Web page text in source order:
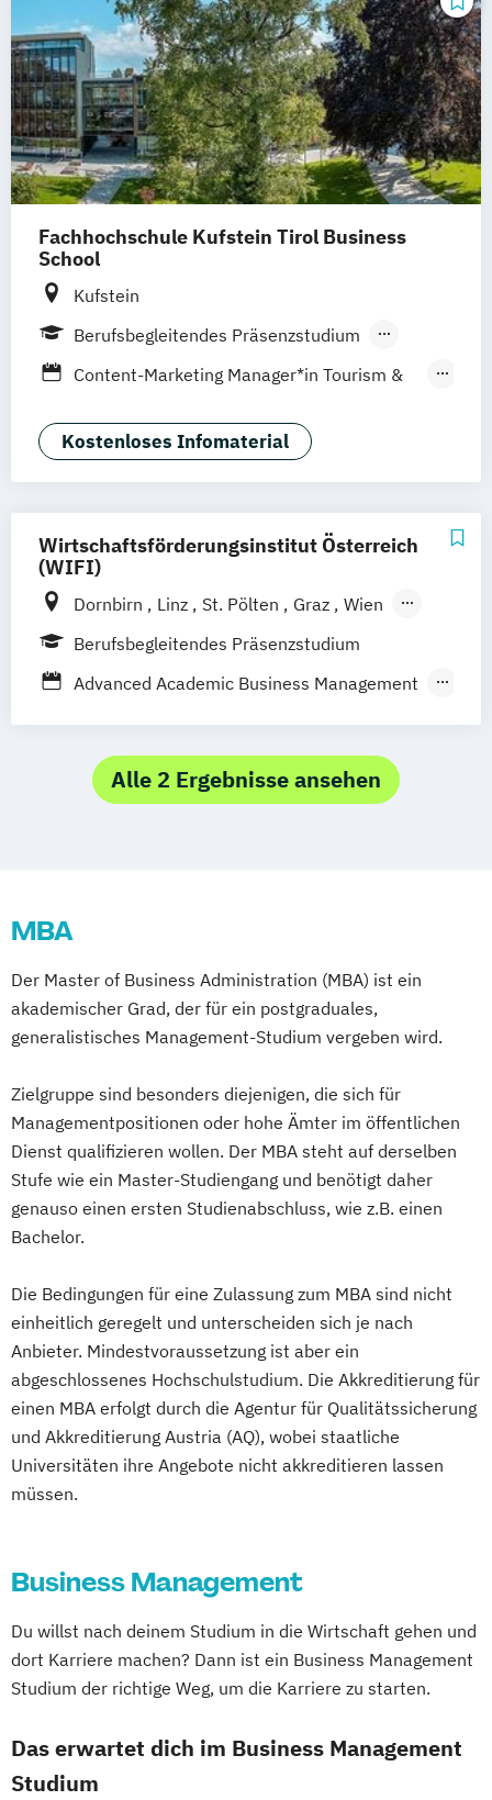
Fachhochschule Kufstein Tirol Business
School
Kufstein
Berufsbegleitendes Präsenzstudium
Fernlehrgang
Content-Marketing Manager*in Tourism &
General Management MBA Fokus
Automotive & Mobility
General Management MBA Fokus
Marketing 4.0
General Management MBA Fokus Soziale
Wirtschaftspsychologie
Kostenloses Infomaterial
Wirtschaftsförderungsinstitut Österreich
(WIFI)
Dornbirn Linz St. Pölten Graz
Wien
Berlin
Krems Klagenfurt
Innsbruck
Berufsbegleitendes Präsenzstudium
Advanced Academic Business Management
Bildungs- und Berufsberatung
Business & Engineering
Handelsmanagement
Human Resources Management
Integrales Gebäude- und
Energiemanagement
Management in Information and Business
Technologies
Management und IT
Marketing und Verkauf
Personalmanagement
Real Estate Management
Wirtschaftsingenieurwesen
Alle 2 Ergebnisse ansehen
MBA
Der Master of Business Administration (MBA) ist ein
akademischer Grad, der für ein postgraduales,
generalistisches Management-Studium vergeben wird.
Zielgruppe sind besonders diejenigen, die sich für
Managementpositionen oder hohe Ämter im öffentlichen
Dienst qualifizieren wollen. Der MBA steht auf derselben
Stufe wie ein Master-Studiengang und benötigt daher
genauso einen ersten Studienabschluss, wie z.B. einen
Bachelor.
Die Bedingungen für eine Zulassung zum MBA sind nicht
einheitlich geregelt und unterscheiden sich je nach
Anbieter. Mindestvoraussetzung ist aber ein
abgeschlossenes Hochschulstudium. Die Akkreditierung für
einen MBA erfolgt durch die Agentur für Qualitätssicherung
und Akkreditierung Austria (AQ), wobei staatliche
Universitäten ihre Angebote nicht akkreditieren lassen
müssen.
Business Management
Du willst nach deinem Studium in die Wirtschaft gehen und
dort Karriere machen? Dann ist ein Business Management
Studium der richtige Weg, um die Karriere zu starten.
Das erwartet dich im Business Management
Studium